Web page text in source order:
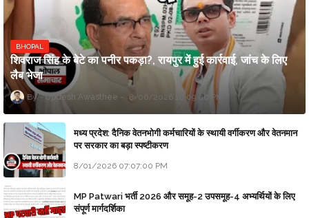
BHOPAL
शिवराज सिंह के बेटे का पनीर पकड़ा?, रायपुर में हुई कार्रवाई, जांच के लिए
लैब भेजा
Updesh Awasthee 8/06/2026 10:09:00 PM
मध्य प्रदेश: दैनिक वेतनभोगी कर्मचारियों के स्थायी वर्गीकरण और वेतनमान
पर सरकार का बड़ा स्पष्टीकरण
8/01/2026 07:07:00 PM
MP Patwari भर्ती 2026 और समूह-2 उपसमूह-4 अभ्यर्थियों के लिए
संपूर्ण मार्गदर्शिका